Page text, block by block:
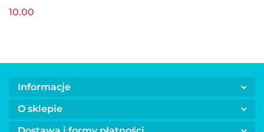
10.00
Informacje
O sklepie